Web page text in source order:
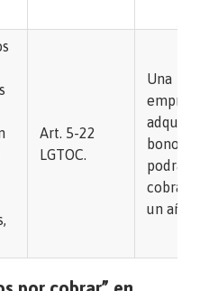
Art. 5-22
LGTOC.
Una
empresa
adquiere
bono que
podrá
cobrar en
un año.